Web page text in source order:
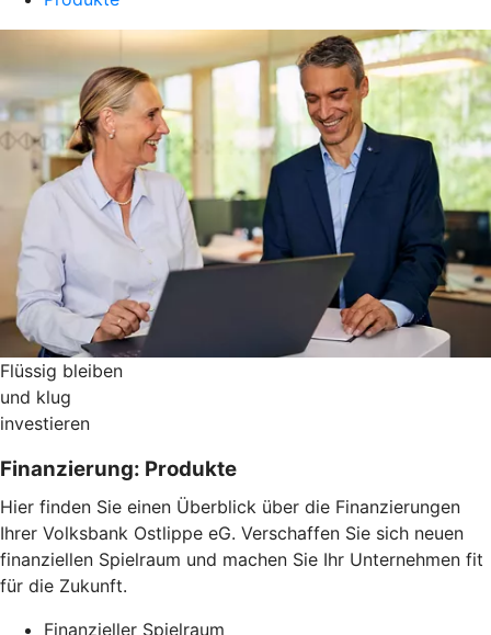
Flüssig bleiben
und klug
investieren
Finanzierung: Produkte
Hier finden Sie einen Überblick über die Finanzierungen
Ihrer Volksbank Ostlippe eG. Verschaffen Sie sich neuen
finanziellen Spielraum und machen Sie Ihr Unternehmen fit
für die Zukunft.
Finanzieller Spielraum